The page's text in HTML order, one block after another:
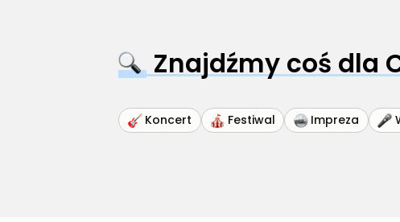
Znajdźmy coś dla
Koncert Festiwal Impreza